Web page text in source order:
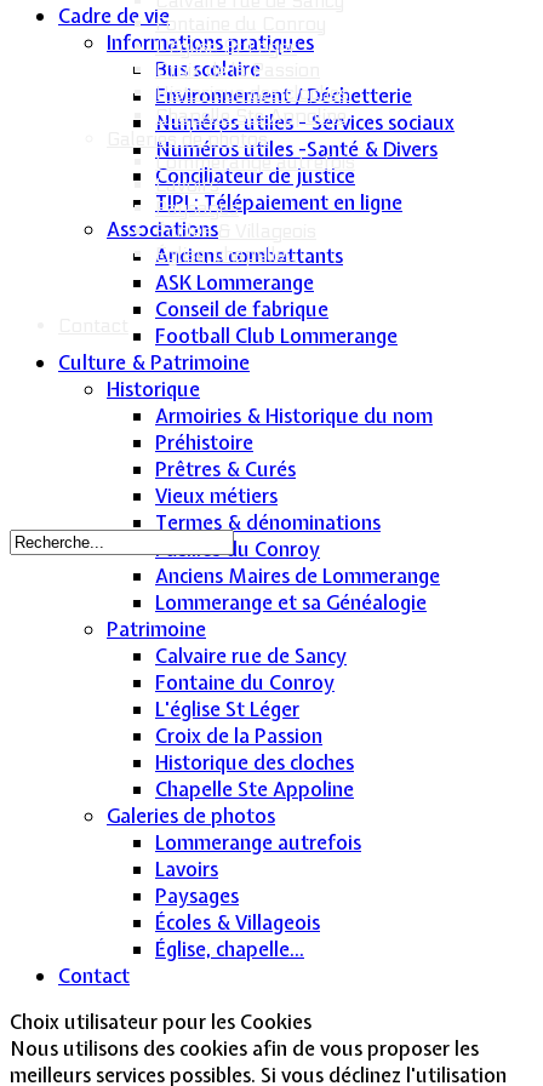
Fontaine du Conroy
L'église St Léger
Croix de la Passion
Historique des cloches
Chapelle Ste Appoline
Galeries de photos
Lommerange autrefois
Lavoirs
Paysages
Écoles & Villageois
Église, chapelle...
Cadre de vie
Informations pratiques
Bus scolaire
Environnement / Déchetterie
Numéros utiles - Services sociaux
Numéros utiles -Santé & Divers
Conciliateur de justice
TIPI : Télépaiement en ligne
Associations
Anciens combattants
ASK Lommerange
Conseil de fabrique
Football Club Lommerange
Culture & Patrimoine
Historique
Armoiries & Historique du nom
Préhistoire
Prêtres & Curés
Vieux métiers
Termes & dénominations
Fusillés du Conroy
Anciens Maires de Lommerange
Lommerange et sa Généalogie
Patrimoine
Calvaire rue de Sancy
Fontaine du Conroy
L'église St Léger
Croix de la Passion
Historique des cloches
Chapelle Ste Appoline
Galeries de photos
Lommerange autrefois
Lavoirs
Paysages
Écoles & Villageois
Église, chapelle...
Contact
Choix utilisateur pour les Cookies
Nous utilisons des cookies afin de vous proposer les
meilleurs services possibles. Si vous déclinez l'utilisation